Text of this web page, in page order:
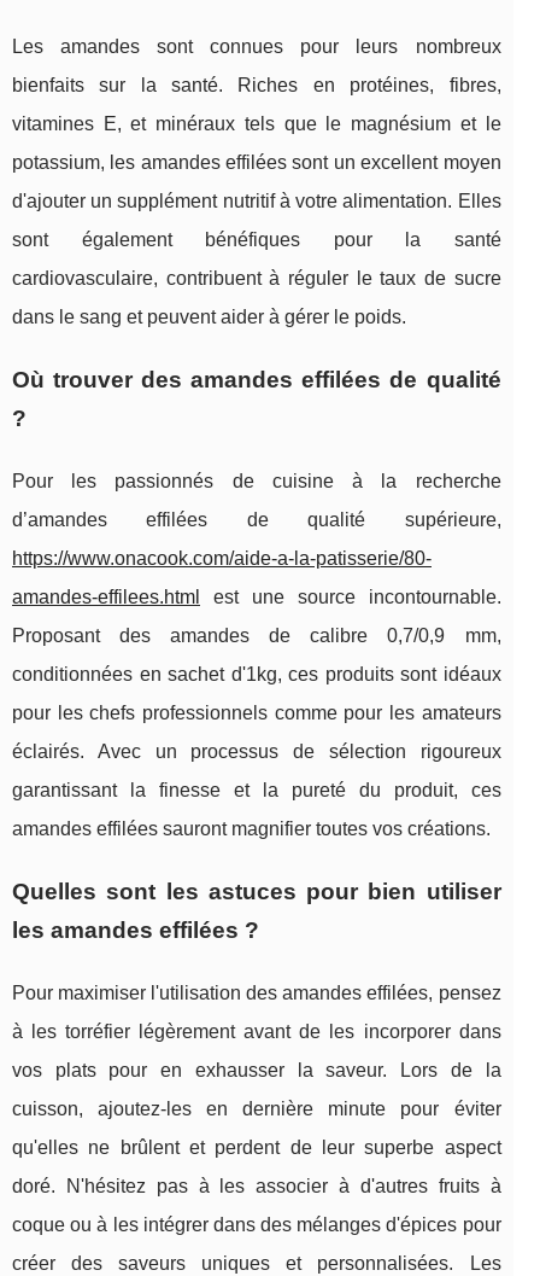
Les amandes sont connues pour leurs nombreux
bienfaits sur la santé. Riches en protéines, fibres,
vitamines E, et minéraux tels que le magnésium et le
potassium, les amandes effilées sont un excellent moyen
d'ajouter un supplément nutritif à votre alimentation. Elles
sont également bénéfiques pour la santé
cardiovasculaire, contribuent à réguler le taux de sucre
dans le sang et peuvent aider à gérer le poids.
Où trouver des amandes effilées de qualité
?
Pour les passionnés de cuisine à la recherche
d’amandes effilées de qualité supérieure,
https://www.onacook.com/aide-a-la-patisserie/80-
amandes-effilees.html
est une source incontournable.
Proposant des amandes de calibre 0,7/0,9 mm,
conditionnées en sachet d'1kg, ces produits sont idéaux
pour les chefs professionnels comme pour les amateurs
éclairés. Avec un processus de sélection rigoureux
garantissant la finesse et la pureté du produit, ces
amandes effilées sauront magnifier toutes vos créations.
Quelles sont les astuces pour bien utiliser
les amandes effilées ?
Pour maximiser l'utilisation des amandes effilées, pensez
à les torréfier légèrement avant de les incorporer dans
vos plats pour en exhausser la saveur. Lors de la
cuisson, ajoutez-les en dernière minute pour éviter
qu'elles ne brûlent et perdent de leur superbe aspect
doré. N'hésitez pas à les associer à d'autres fruits à
coque ou à les intégrer dans des mélanges d'épices pour
créer des saveurs uniques et personnalisées. Les